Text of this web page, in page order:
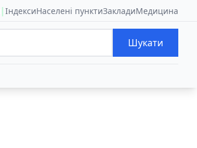
| ІндексиНаселені пунктиЗакладиМедицина
Шукати